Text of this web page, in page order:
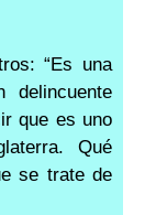
“Es una
delincuente
que es uno
Qué
se trate de